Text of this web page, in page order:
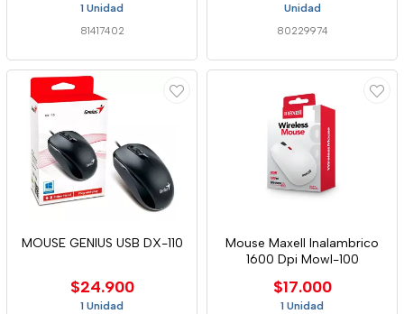
1 Unidad
81417402
Unidad
80229974
MOUSE GENIUS USB DX-110
$24.900
1 Unidad
Mouse Maxell Inalambrico
1600 Dpi Mowl-100
$17.000
1 Unidad